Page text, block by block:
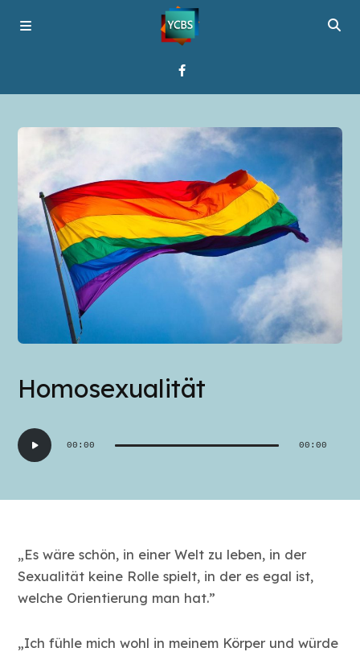
Über YCBS
Media Bridges
Homosexualität
Audio-
Player
00:00 00:00
„Es wäre schön, in einer Welt zu leben, in der
Sexualität keine Rolle spielt, in der es egal ist,
welche Orientierung man hat.”
„Ich fühle mich wohl in meinem Körper und würde